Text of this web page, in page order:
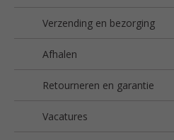
Verzending en bezorging
Afhalen
Retourneren en garantie
Vacatures